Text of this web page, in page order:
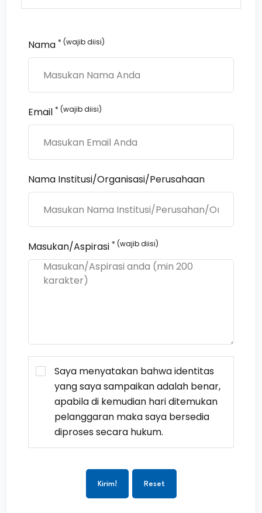
Nama * (wajib diisi)
Email * (wajib diisi)
Nama Institusi/Organisasi/Perusahaan
Masukan/Aspirasi * (wajib diisi)
Saya menyatakan bahwa identitas
yang saya sampaikan adalah benar,
apabila di kemudian hari ditemukan
pelanggaran maka saya bersedia
diproses secara hukum.
Kirim! Reset